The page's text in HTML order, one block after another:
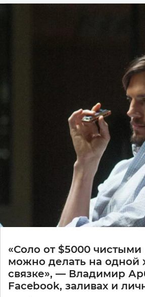
«Соло от $5000 чистыми
можно делать на одной
связке», — Владимир
Facebook, заливах и